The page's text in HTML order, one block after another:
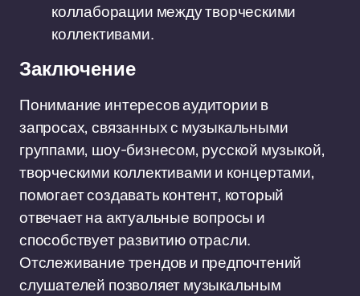
коллаборации между творческими
коллективами.
Заключение
Понимание интересов аудитории в
запросах, связанных с музыкальными
группами, шоу-бизнесом, русской музыкой,
творческими коллективами и концертами,
помогает создавать контент, который
отвечает на актуальные вопросы и
способствует развитию отрасли.
Отслеживание трендов и предпочтений
слушателей позволяет музыкальным